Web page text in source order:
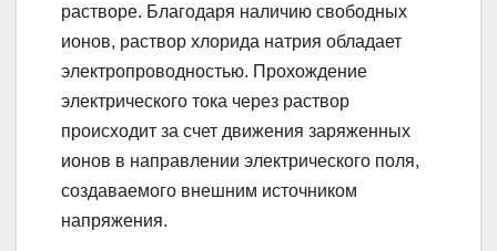
растворе. Благодаря наличию свободных
ионов, раствор хлорида натрия обладает
электропроводностью. Прохождение
электрического тока через раствор
происходит за счет движения заряженных
ионов в направлении электрического поля,
создаваемого внешним источником
напряжения.